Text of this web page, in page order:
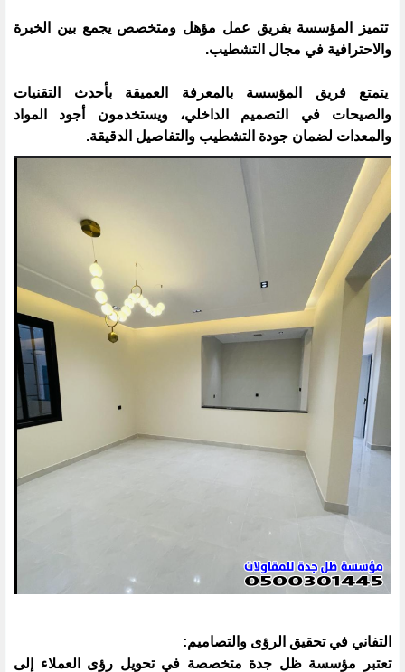
تتميز المؤسسة بفريق عمل مؤهل ومتخصص يجمع بين الخبرة
والاحترافية في مجال التشطيب.
يتمتع فريق المؤسسة بالمعرفة العميقة بأحدث التقنيات
والصيحات في التصميم الداخلي، ويستخدمون أجود المواد
والمعدات لضمان جودة التشطيب والتفاصيل الدقيقة.
التفاني في تحقيق الرؤى والتصاميم:
تعتبر مؤسسة ظل جدة متخصصة في تحويل رؤى العملاء إلى